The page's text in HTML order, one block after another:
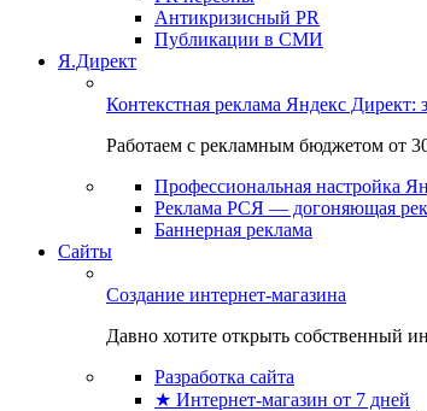
Антикризисный PR
Публикации в СМИ
Я.Директ
Контекстная реклама Яндекс Директ:
Работаем с рекламным бюджетом от
Профессиональная настройка
Реклама РСЯ — догоняющая
Баннерная реклама
Сайты
Создание интернет-магазина
Давно хотите открыть собственный
Разработка сайта
★ Интернет-магазин от 7 дней